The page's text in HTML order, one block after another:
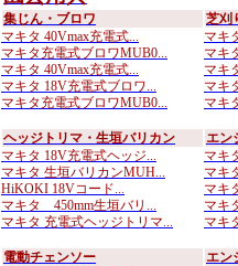
集じん・ブロワ
マキタ 40Vmax充電式...
マキタ充電式ブロワMUB0...
マキタ 40Vmax充電式...
マキタ 18V充電式ブロワ...
マキタ充電式ブロワMUB0...
芝刈
マキ
マキ
マキ
マキ
マキ
ヘッジトリマ・生垣バリカン
マキタ 18V充電式ヘッジ...
マキタ 生垣バリカンMUH...
HiKOKI 18Vコード...
マキタ 450mm生垣バリ...
マキタ 充電式ヘッジトリマ...
エン
マキ
マキ
マキ
マキ
マキ
電動チェンソー
エン